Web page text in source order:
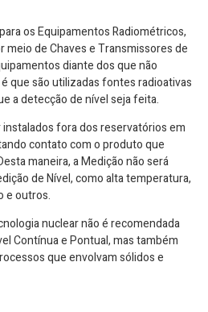
os Equipamentos Radiométricos,
meio de Chaves e Transmissores de
diante dos que não
que são utilizadas fontes radioativas
a detecção de nível seja feita.
fora dos reservatórios em
contato com o produto que
maneira, a Medição não será
de Nível, como alta temperatura,
e outros.
nuclear não é recomendada
Contínua e Pontual, mas também
que envolvam sólidos e